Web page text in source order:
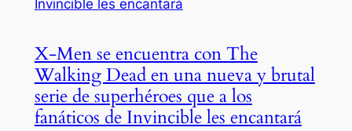
X-Men se encuentra con The
Walking Dead en una nueva y brutal
serie de superhéroes que a los
fanáticos de Invincible les encantará